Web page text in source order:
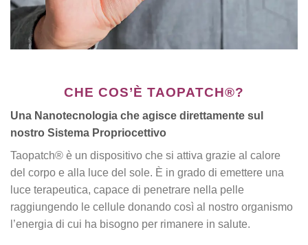
CHE COS’È TAOPATCH®?
Una Nanotecnologia che agisce direttamente sul
nostro Sistema Propriocettivo
Taopatch® è un dispositivo che si attiva grazie al calore
del corpo e alla luce del sole. È in grado di emettere una
luce terapeutica, capace di penetrare nella pelle
raggiungendo le cellule donando così al nostro organismo
l’energia di cui ha bisogno per rimanere in salute.